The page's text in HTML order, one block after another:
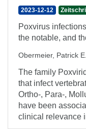
2023-12-12
Poxvirus
the notable, and
Obermeier, Patrick E.
The family
that infect
Ortho-, Para-,
have been
clinical relevance